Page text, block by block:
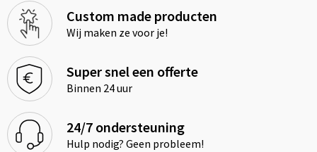
Custom made producten
Wij maken ze voor je!
Super snel een offerte
Binnen 24 uur
24/7 ondersteuning
Hulp nodig? Geen probleem!